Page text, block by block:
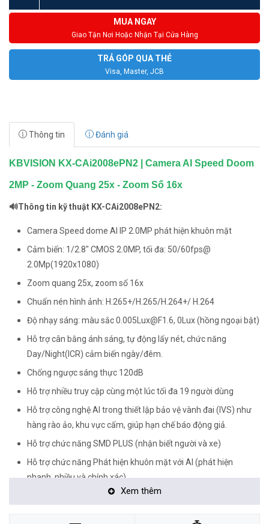
MUA NGAY
Giao Tận Nơi Hoặc Nhận Tại Cửa Hàng
TRẢ GÓP QUA THẺ
Visa, Master, JCB
Thông tin Đánh giá
KBVISION KX-CAi2008ePN2 | Camera AI Speed Doom
2MP - Zoom Quang 25x - Zoom Số 16x
🔊Thông tin kỹ thuật KX-CAi2008ePN2:
Camera Speed dome AI IP 2.0MP phát hiện khuôn mặt
Cảm biến: 1/2.8" CMOS 2.0MP, tối đa: 50/60fps@
2.0Mp(1920x1080)
Zoom quang 25x, zoom số 16x
Chuẩn nén hình ảnh: H.265+/H.265/H.264+/ H.264
Độ nhạy sáng: màu sắc 0.005Lux@F1.6, 0Lux (hồng ngoại bật)
Hỗ trợ cân bằng ánh sáng, tự động lấy nét, chức năng
Day/Night(ICR) cảm biến ngày/đêm.
Chống ngược sáng thực 120dB
Hỗ trợ nhiều truy cập cùng một lúc tối đa 19 người dùng
Hỗ trợ công nghệ AI trong thiết lập bảo vệ vành đai (IVS) như
hàng rào ảo, khu vực cấm, giúp hạn chế báo động giả.
Hỗ trợ chức năng SMD PLUS (nhận biết người và xe)
Hỗ trợ chức năng Phát hiện khuôn mặt với AI (phát hiện
nhanh, nhiều và chính xác)
Tốc độ: 240°/s xoay ngang, 200°/s xoay dọc, 360° không có
Xem thêm